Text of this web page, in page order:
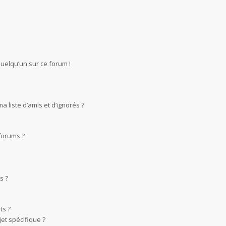
sur ce forum !
liste d’amis et d’ignorés ?
?
?
?
spécifique ?